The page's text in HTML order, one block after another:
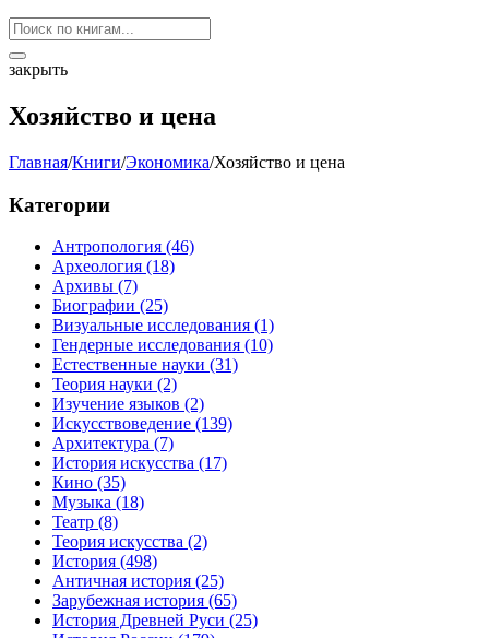
закрыть
Хозяйство и цена
Главная/Книги/Экономика/Хозяйство и цена
Категории
Антропология (46)
Археология (18)
Архивы (7)
Биографии (25)
Визуальные исследования (1)
Гендерные исследования (10)
Естественные науки (31)
Теория науки (2)
Изучение языков (2)
Искусствоведение (139)
Архитектура (7)
История искусства (17)
Кино (35)
Музыка (18)
Театр (8)
Теория искусства (2)
История (498)
Античная история (25)
Зарубежная история (65)
История Древней Руси (25)